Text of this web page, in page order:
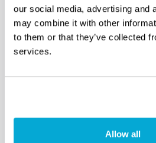
our social media, advertising and
may combine it with other
to them or that they’ve collected
services.
Allow all
Audit om ervoor te
vaartuig aan de
voldoen